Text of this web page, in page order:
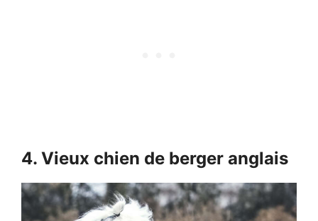
4. Vieux chien de berger anglais